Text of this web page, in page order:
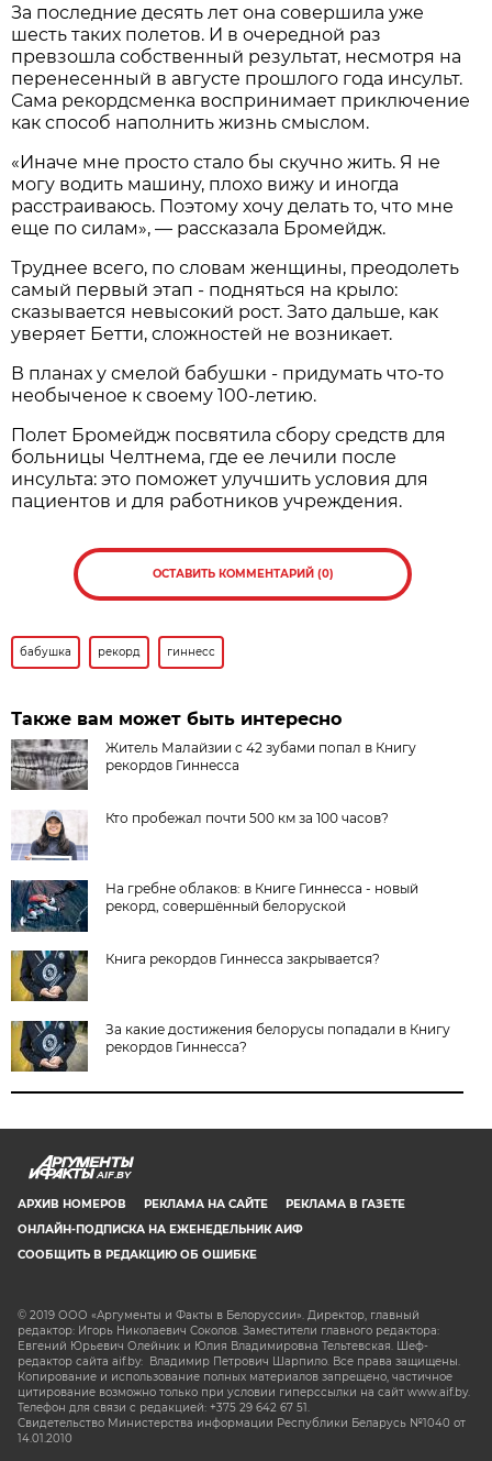
За последние десять лет она совершила уже
шесть таких полетов. И в очередной раз
превзошла собственный результат, несмотря на
перенесенный в августе прошлого года инсульт.
Сама рекордсменка воспринимает приключение
как способ наполнить жизнь смыслом.
«Иначе мне просто стало бы скучно жить. Я не
могу водить машину, плохо вижу и иногда
расстраиваюсь. Поэтому хочу делать то, что мне
еще по силам», — рассказала Бромейдж.
Труднее всего, по словам женщины, преодолеть
самый первый этап - подняться на крыло:
сказывается невысокий рост. Зато дальше, как
уверяет Бетти, сложностей не возникает.
В планах у смелой бабушки - придумать что-то
необыченое к своему 100-летию.
Полет Бромейдж посвятила сбору средств для
больницы Челтнема, где ее лечили после
инсульта: это поможет улучшить условия для
пациентов и для работников учреждения.
ОСТАВИТЬ КОММЕНТАРИЙ (0)
бабушка рекорд гиннесс
Также вам может быть интересно
Житель Малайзии с 42 зубами попал в Книгу
рекордов Гиннесса
Кто пробежал почти 500 км за 100 часов?
На гребне облаков: в Книге Гиннесса - новый
рекорд, совершённый белоруской
Книга рекордов Гиннесса закрывается?
За какие достижения белорусы попадали в Книгу
рекордов Гиннесса?
AIF.BY
АРХИВ НОМЕРОВ РЕКЛАМА НА САЙТЕ
РЕКЛАМА В ГАЗЕТЕ
ОНЛАЙН-ПОДПИСКА НА ЕЖЕНЕДЕЛЬНИК АИФ
СООБЩИТЬ В РЕДАКЦИЮ ОБ ОШИБКЕ
© 2019 ООО «Аргументы и Факты в Белоруссии». Директор, главный
редактор: Игорь Николаевич Соколов. Заместители главного редактора:
Евгений Юрьевич Олейник и Юлия Владимировна Тельтевская. Шеф-
редактор сайта aif.by: Владимир Петрович Шарпило. Все права защищены.
Копирование и использование полных материалов запрещено, частичное
цитирование возможно только при условии гиперссылки на сайт www.aif.by.
Телефон для связи с редакцией: +375 29 642 67 51.
Свидетельство Министерства информации Республики Беларусь №1040 от
14.01.2010